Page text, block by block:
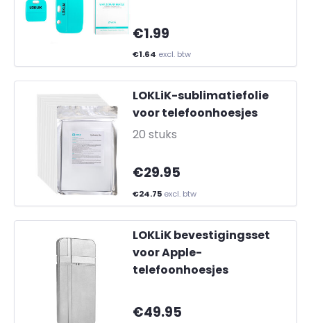
€1.99
€1.64 excl. btw
LOKLiK-sublimatiefolie
voor telefoonhoesjes
20 stuks
€29.95
€24.75 excl. btw
LOKLiK bevestigingsset
voor Apple-
telefoonhoesjes
€49.95